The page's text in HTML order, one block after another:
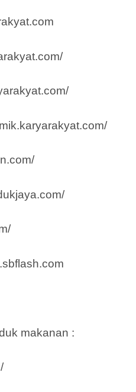
makanan :